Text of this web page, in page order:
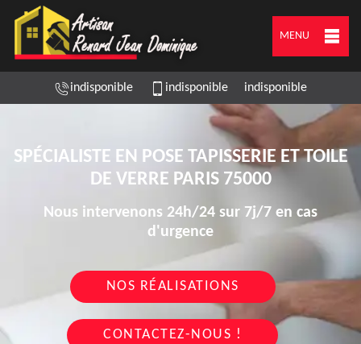
MENU
indisponible indisponible indisponible
SPÉCIALISTE EN POSE TAPISSERIE ET TOILE
DE VERRE PARIS 75000
Nous intervenons 24h/24 sur 7j/7 en cas
d'urgence
NOS RÉALISATIONS
CONTACTEZ-NOUS !